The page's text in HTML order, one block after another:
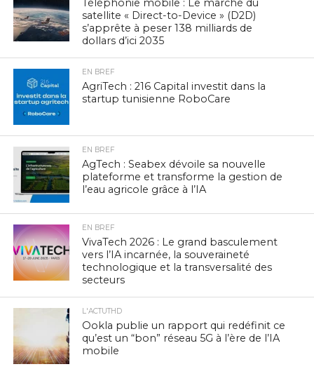
Téléphonie mobile : Le marché du
satellite « Direct-to-Device » (D2D)
s’apprête à peser 138 milliards de
dollars d’ici 2035
EN BREF
AgriTech : 216 Capital investit dans la
startup tunisienne RoboCare
EN BREF
AgTech : Seabex dévoile sa nouvelle
plateforme et transforme la gestion de
l’eau agricole grâce à l’IA
EN BREF
VivaTech 2026 : Le grand basculement
vers l’IA incarnée, la souveraineté
technologique et la transversalité des
secteurs
L'ACTUTHD
Ookla publie un rapport qui redéfinit ce
qu’est un “bon” réseau 5G à l’ère de l’IA
mobile